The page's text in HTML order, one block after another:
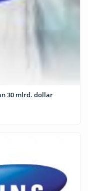
30 mlrd. dollar